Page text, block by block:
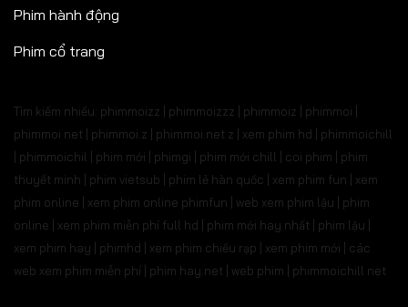
Phim hành động
Phim cổ trang
Tìm kiếm nhiều: phimmoizz | phimmoizzz | phimmoiz | phimmoi |
phimmoi net | phimmoi.z | phimmoi.net z | xem phim hd | phimmoichill
| phimmoichil | phim mới | phimgi | phim mới chill | coi phim | phim
thuyết minh | phim vietsub | phim lẻ hàn quốc | xem phim fun | xem
phim online | xem phim online phimfun | web xem phim lậu | phim
online | xem phim miễn phí full hd | phim mới hay nhất | phim lậu |
xem phim hay | phimhd | xem phim chiếu rạp | xem phim mới | các
web xem phim miễn phí | phim hay.net | web phim | phimmoichill net